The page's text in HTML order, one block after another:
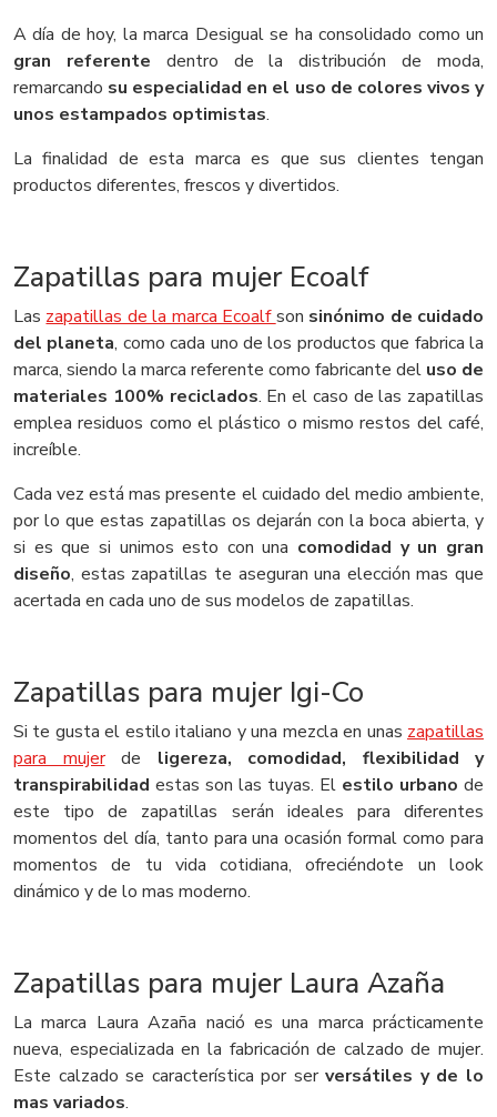
A día de hoy, la marca Desigual se ha consolidado como un
gran referente dentro de la distribución de moda,
remarcando su especialidad en el uso de colores vivos y
unos estampados optimistas.
La finalidad de esta marca es que sus clientes tengan
productos diferentes, frescos y divertidos.
Zapatillas para mujer Ecoalf
Las zapatillas de la marca Ecoalfson sinónimo de cuidado
del planeta, como cada uno de los productos que fabrica la
marca, siendo la marca referente como fabricante del uso de
materiales 100% reciclados. En el caso de las zapatillas
emplea residuos como el plástico o mismo restos del café,
increíble.
Cada vez está mas presente el cuidado del medio ambiente,
por lo que estas zapatillas os dejarán con la boca abierta, y
si es que si unimos esto con una comodidad y un gran
diseño, estas zapatillas te aseguran una elección mas que
acertada en cada uno de sus modelos de zapatillas.
Zapatillas para mujer Igi-Co
Si te gusta el estilo italiano y una mezcla en unas zapatillas
para mujerde ligereza, comodidad, flexibilidad y
transpirabilidad estas son las tuyas. El estilo urbano de
este tipo de zapatillas serán ideales para diferentes
momentos del día, tanto para una ocasión formal como para
momentos de tu vida cotidiana, ofreciéndote un look
dinámico y de lo mas moderno.
Zapatillas para mujer Laura Azaña
La marca Laura Azaña nació es una marca prácticamente
nueva, especializada en la fabricación de calzado de mujer.
Este calzado se característica por serversátiles y de lo
mas variados.